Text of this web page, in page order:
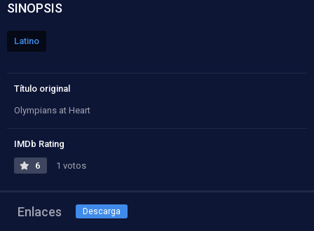
SINOPSIS
Latino
Título original
Olympians at Heart
IMDb Rating
6 1 votos
Enlaces Descarga